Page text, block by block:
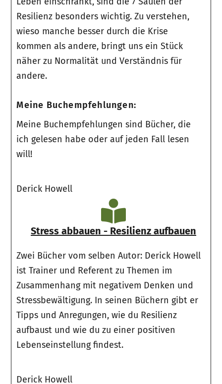
Resilienz besonders wichtig. Zu verstehen,
wieso manche besser durch die Krise
kommen als andere, bringt uns ein Stück
näher zu Normalität und Verständnis für
andere.
Meine Buchempfehlungen:
Meine Buchempfehlungen sind Bücher, die
ich gelesen habe oder auf jeden Fall lesen
will!
Derick Howell
Stress abbauen - Resilienz aufbauen
Zwei Bücher vom selben Autor: Derick Howell
ist Trainer und Referent zu Themen im
Zusammenhang mit negativem Denken und
Stressbewältigung. In seinen Büchern gibt er
Tipps und Anregungen, wie du Resilienz
aufbaust und wie du zu einer positiven
Lebenseinstellung findest.
Derick Howell